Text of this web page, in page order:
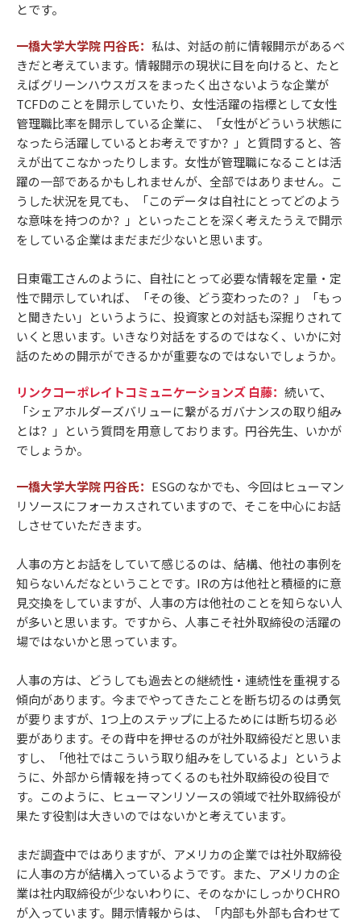
とです。
一橋大学大学院 円谷氏： 私は、対話の前に情報開示があるべ
きだと考えています。情報開示の現状に目を向けると、たと
えばグリーンハウスガスをまったく出さないような企業が
TCFDのことを開示していたり、女性活躍の指標として女性
管理職比率を開示している企業に、「女性がどういう状態に
なったら活躍しているとお考えですか？」と質問すると、答
えが出てこなかったりします。女性が管理職になることは活
躍の一部であるかもしれませんが、全部ではありません。こ
うした状況を見ても、「このデータは自社にとってどのよう
な意味を持つのか？」といったことを深く考えたうえで開示
をしている企業はまだまだ少ないと思います。
日東電工さんのように、自社にとって必要な情報を定量・定
性で開示していれば、「その後、どう変わったの？」「もっ
と聞きたい」というように、投資家との対話も深掘りされて
いくと思います。いきなり対話をするのではなく、いかに対
話のための開示ができるかが重要なのではないでしょうか。
リンクコーポレイトコミュニケーションズ 白藤： 続いて、
「シェアホルダーズバリューに繋がるガバナンスの取り組み
とは？」という質問を用意しております。円谷先生、いかが
でしょうか。
一橋大学大学院 円谷氏： ESGのなかでも、今回はヒューマン
リソースにフォーカスされていますので、そこを中心にお話
しさせていただきます。
人事の方とお話をしていて感じるのは、結構、他社の事例を
知らないんだなということです。IRの方は他社と積極的に意
見交換をしていますが、人事の方は他社のことを知らない人
が多いと思います。ですから、人事こそ社外取締役の活躍の
場ではないかと思っています。
人事の方は、どうしても過去との継続性・連続性を重視する
傾向があります。今までやってきたことを断ち切るのは勇気
が要りますが、1つ上のステップに上るためには断ち切る必
要があります。その背中を押せるのが社外取締役だと思いま
すし、「他社ではこういう取り組みをしているよ」というよ
うに、外部から情報を持ってくるのも社外取締役の役目で
す。このように、ヒューマンリソースの領域で社外取締役が
果たす役割は大きいのではないかと考えています。
まだ調査中ではありますが、アメリカの企業では社外取締役
に人事の方が結構入っているようです。また、アメリカの企
業は社内取締役が少ないわりに、そのなかにしっかりCHRO
が入っています。開示情報からは、「内部も外部も合わせて